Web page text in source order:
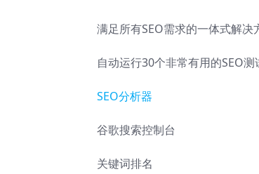
满足所有SEO需求的一体式解决
自动运行30个非常有用的SEO测
SEO分析器
谷歌搜索控制台
关键词排名